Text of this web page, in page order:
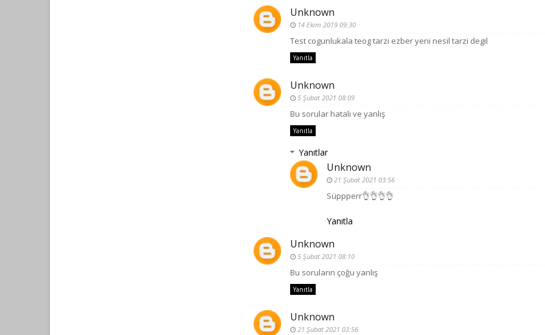
Unknown
14 Ekim 2019 09:30
Test cogunlukala teog tarzi ezber yeni nesil tarzi degil
Yanıtla
Unknown
5 Şubat 2021 08:09
Bu sorular hatalı ve yanlış
Yanıtla
Yanıtlar
Unknown
21 Şubat 2021 03:56
Süppperr👌👌👌👌
Yanıtla
Unknown
5 Şubat 2021 08:10
Bu soruların çoğu yanlış
Yanıtla
Unknown
21 Şubat 2021 03:56